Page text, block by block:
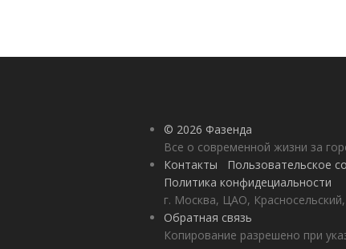
© 2026 Фазенда
Все о современной жизни за
Контакты
Пользовательское
Политика конфидециальности
г. Москва, ЦАО,
Обратная связь
Копирование разрешено при